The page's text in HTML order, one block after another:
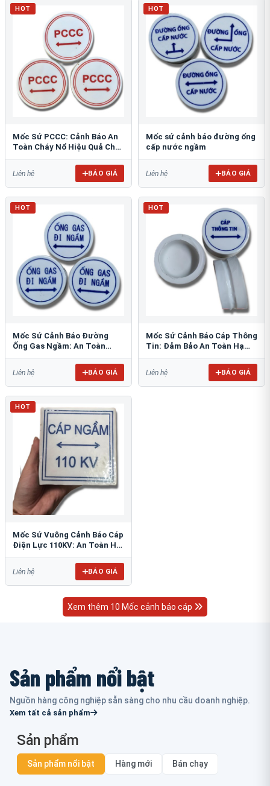
HOT
Mốc Sứ PCCC: Cảnh Báo An
Toàn Cháy Nổ Hiệu Quả Cho
Liên hệ BÁO GIÁ
HOT
Mốc sứ cảnh báo đường ống
cấp nước ngầm
Liên hệ BÁO GIÁ
HOT
Mốc Sứ Cảnh Báo Đường
Ống Gas Ngầm: An Toàn
Liên hệ BÁO GIÁ
HOT
Mốc Sứ Cảnh Báo Cáp Thông
Tin: Đảm Bảo An Toàn Hạ
Liên hệ BÁO GIÁ
HOT
Mốc Sứ Vuông Cảnh Báo Cáp
Điện Lực 110KV: An Toàn Hệ
Liên hệ BÁO GIÁ
Xem thêm 10 Mốc cảnh báo cáp
Sản phẩm nổi bật
Nguồn hàng công nghiệp sẵn sàng cho nhu cầu doanh nghiệp.
Xem tất cả sản phẩm
Sản phẩm
Sản phẩm nổi bật Hàng mới Bán chạy